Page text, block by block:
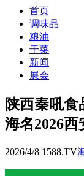
首页
调味品
粮油
干菜
新闻
展会
陕西秦吼
海名2026西
2026/4/8 1588.TV